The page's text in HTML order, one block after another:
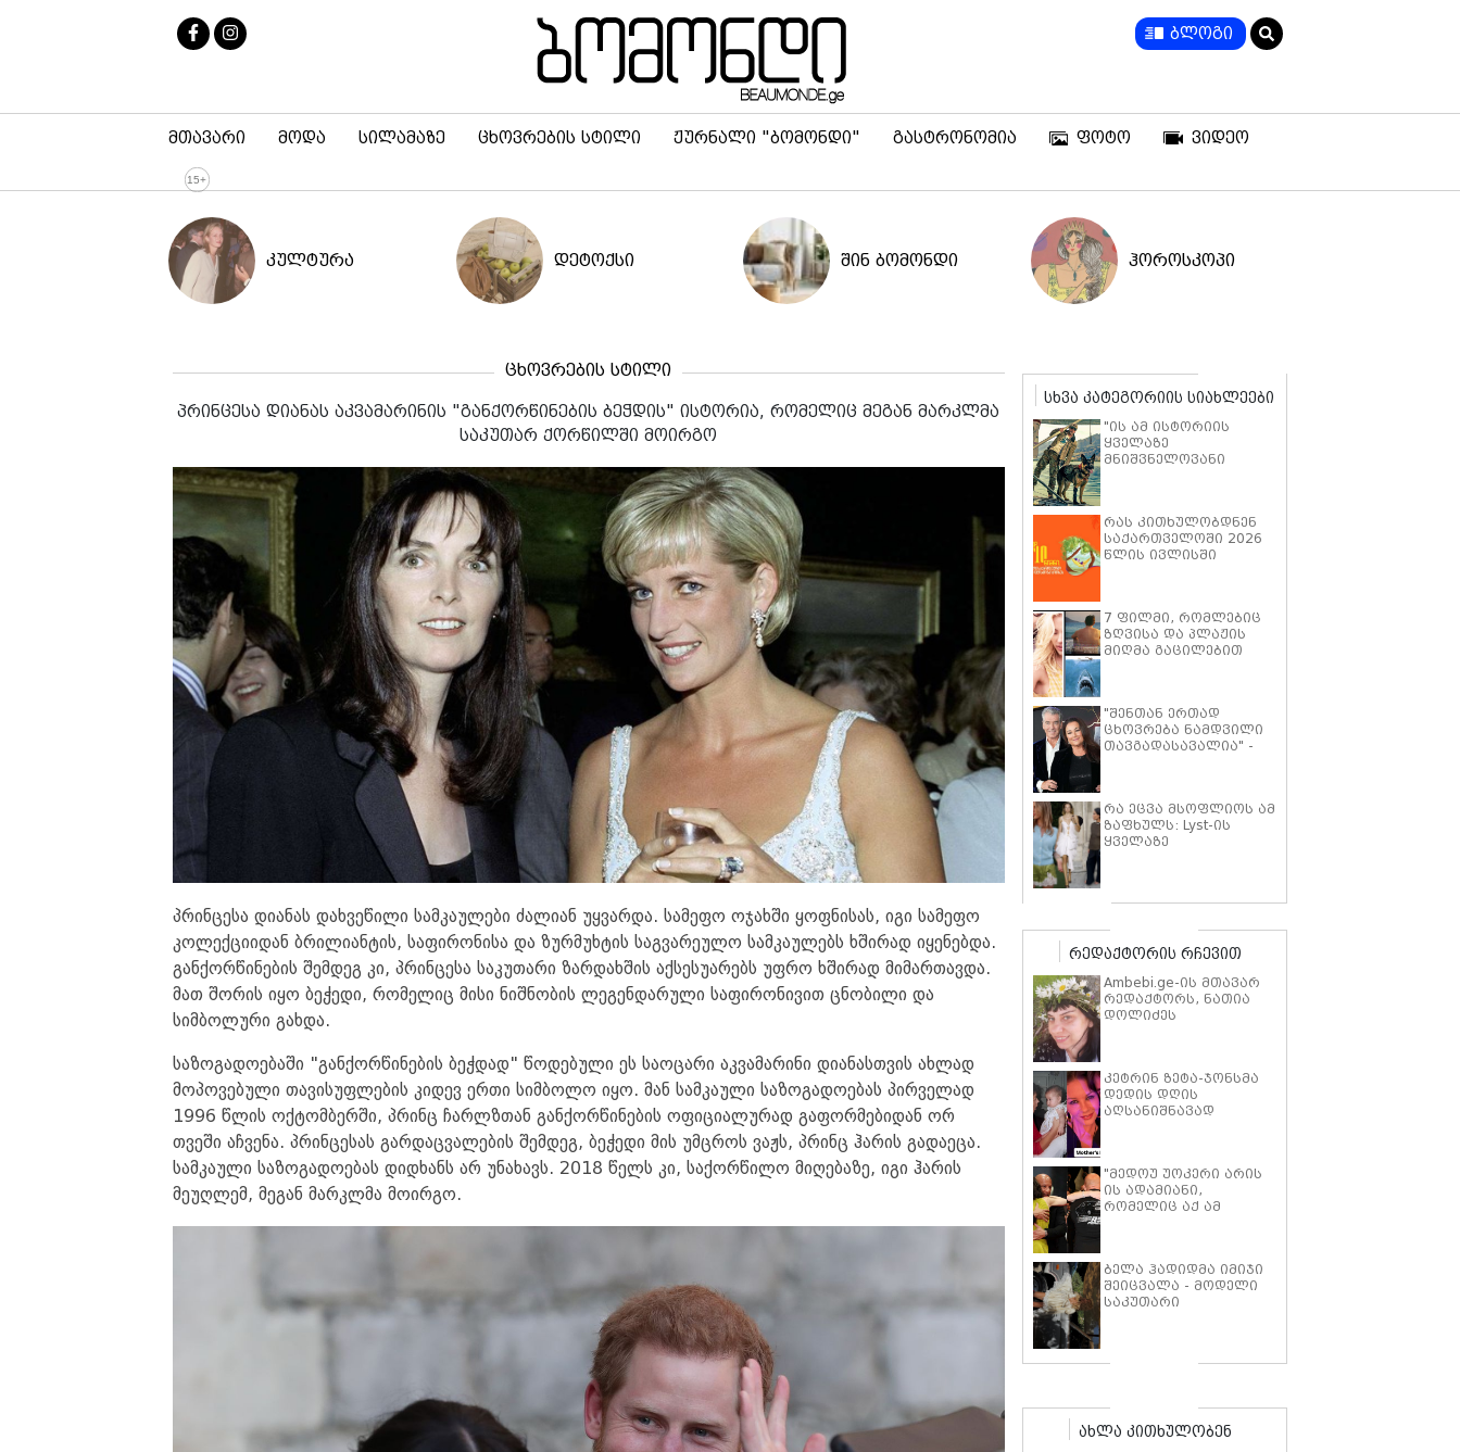
ბლოგი
მთავარი მოდა სილამაზე ცხოვრების სტილი ჟურნალი "ბომონდი" გასტრონომია ფოტო ვიდეო
კულტურა დეტოქსი შინ ბომონდი ჰოროსკოპი
ცხოვრების სტილი
პრინცესა დიანას აკვამარინის "განქორწინების ბეჭდის" ისტორია, რომელიც მეგან მარკლმა
საკუთარ ქორწილში მოირგო
პრინცესა დიანას დახვეწილი სამკაულები ძალიან უყვარდა. სამეფო ოჯახში ყოფნისას, იგი სამეფო
კოლექციიდან ბრილიანტის, საფირონისა და ზურმუხტის საგვარეულო სამკაულებს ხშირად იყენებდა.
განქორწინების შემდეგ კი, პრინცესა საკუთარი ზარდახშის აქსესუარებს უფრო ხშირად მიმართავდა.
მათ შორის იყო ბეჭედი, რომელიც მისი ნიშნობის ლეგენდარული საფირონივით ცნობილი და
სიმბოლური გახდა.
საზოგადოებაში "განქორწინების ბეჭდად" წოდებული ეს საოცარი აკვამარინი დიანასთვის ახლად
მოპოვებული თავისუფლების კიდევ ერთი სიმბოლო იყო. მან სამკაული საზოგადოებას პირველად
1996 წლის ოქტომბერში, პრინც ჩარლზთან განქორწინების ოფიციალურად გაფორმებიდან ორ
თვეში აჩვენა. პრინცესას გარდაცვალების შემდეგ, ბეჭედი მის უმცროს ვაჟს, პრინც ჰარის გადაეცა.
სამკაული საზოგადოებას დიდხანს არ უნახავს. 2018 წელს კი, საქორწილო მიღებაზე, იგი ჰარის
მეუღლემ, მეგან მარკლმა მოირგო.
სხვა კატეგორიის სიახლეები
"ის ამ ისტორიის
ყველაზე
მნიშვნელოვანი
პარტნიორთან
დაახლოების
"განსაკუთრებულ
რას კითხულობდნენ
საქართველოში 2026
წლის ივლისში
7 ფილმი, რომლებიც
ზღვისა და პლაჟის
მიღმა გაცილებით
"შენთან ერთად
ცხოვრება ნამდვილი
თავგადასავალია" -
ემოციური სიტყვებით
ულოცავს
რა ეცვა მსოფლიოს ამ
ზაფხულს: Lyst-ის
ყველაზე
რედაქტორის რჩევით
Ambebi.ge-ის მთავარ
რედაქტორს, ნათია
დოლიძეს
კეტრინ ზეტა-ჯონსმა
დედის დღის
აღსანიშნავად
"მედოუ უოკერი არის
ის ადამიანი,
რომელიც აქ ამ
კი წავალ და ცოტას
ვიტირებ" - ვინ
დიზელი კანის
ბელა ჰადიდმა იმიჯი
შეიცვალა - მოდელი
საკუთარი
პრეზენტაციაზე
გამოჩნდა
ახლა კითხულობენ